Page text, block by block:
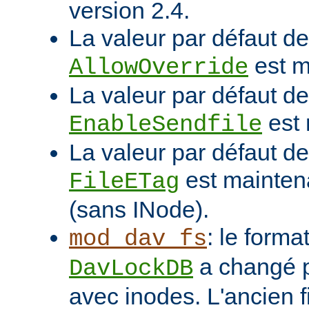
version 2.4.
La valeur par défaut
AllowOverride est
La valeur par défaut
EnableSendfile est
La valeur par défaut
FileETag est
(sans INode).
mod_dav_fs: le
DavLockDB a changé
avec inodes. L'ancien